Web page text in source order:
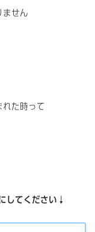
ません
れた時って
してください↓